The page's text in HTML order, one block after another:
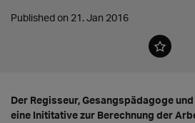
Published on 21. Jan 2016
Der Regisseur, Gesangspädagoge
eine Inititative zur Berechnung der